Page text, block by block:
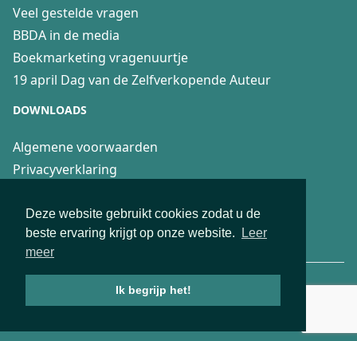
Deze website gebruikt cookies zodat u de
beste ervaring krijgt op onze website.
Leer
meer
Ik begrijp het!
Veel gestelde vragen
BBDA in de media
Boekmarketing vragenuurtje
19 april Dag van de Zelfverkopende Auteur
DOWNLOADS
Algemene voorwaarden
Privacyverklaring
Fair Practice Code voor 4boeken
Aanwijzingen Boekenblog recensenten
© 2026 Deze website is ontwikkeld en SEO geoptimaliseerd door